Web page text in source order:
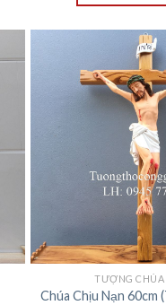
TƯỢNG CHÚA
Chúa Chịu Nạn 60cm